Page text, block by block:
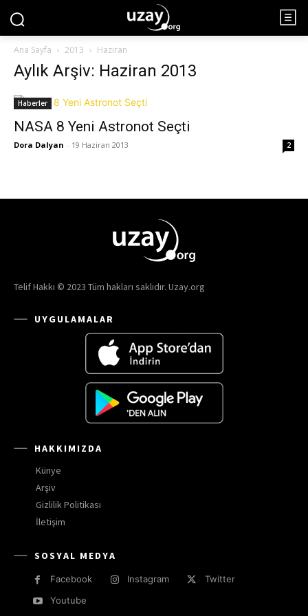
Ana Sayfa 2013 Haziran
Aylık Arşiv: Haziran 2013
Haberler
NASA 8 Yeni Astronot Seçti
Dora Dalyan - 19 Haziran 2013 2
Telif Hakkı © 2023 Tüm hakları saklıdır. Uzay.org
UYGULAMALAR
HAKKIMIZDA
Künye
Arşiv
Gizlilik Politikası
İletişim
SOSYAL MEDYA
Facebook Instagram
Twitter
Youtube